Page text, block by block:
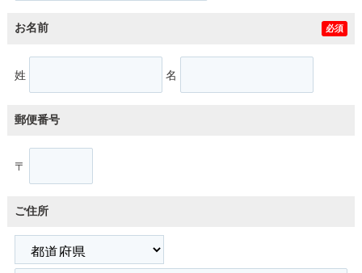
お名前 必須
姓 名
郵便番号
〒
ご住所